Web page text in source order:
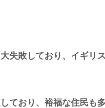
失敗しており、イギリ
ており、裕福な住民も